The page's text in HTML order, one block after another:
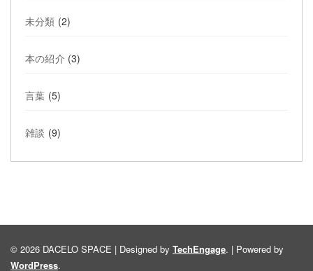
未分類 (2)
本の紹介 (3)
言葉 (5)
雑談 (9)
© 2026 DACELO SPACE | Designed by TechEngage. | Powered by
WordPress.